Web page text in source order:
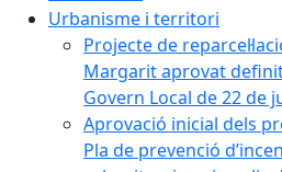
Urbanisme i territori
Projecte de
Margarit aprovat
Govern Local de 22 de
Aprovació inicial dels
Pla de prevenció